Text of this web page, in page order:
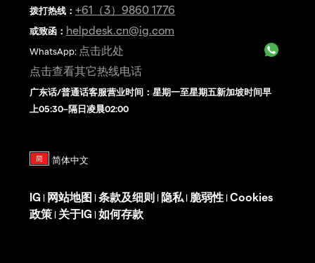
拨打热线 ： +61（3）9860 1776
或致函： helpdesk.cn@ig.com
WhatsApp: 点击此处
点击查看其它热线电话
广东话/普通话客服营业时间：星期一至星期五新加坡时间早
上05:30–隔日凌晨02:00
IG | 网站地图 | 条款及细则 | 隐私 | 脆弱性 | Cookies
政策 | 关于IG | 如何存款